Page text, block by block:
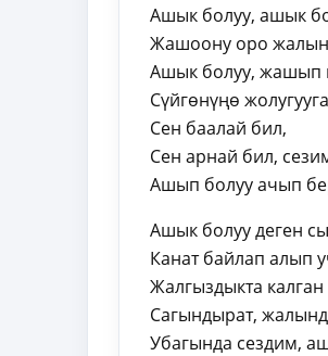
Ашык болуу, ашык
Жашоону оро
Ашык болуу, жашып
Сүйгөнүңө
Сен баалай бил,
Сен арнай бил,
Ашып болуу ачып
Ашык болуу деген
Канат байлап алып
Жалгыздыкта калган
Сагындырат,
Убагында сездим,